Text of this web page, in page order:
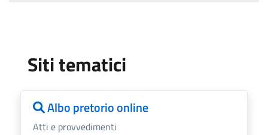
Siti tematici
Albo pretorio online
Atti e provvedimenti